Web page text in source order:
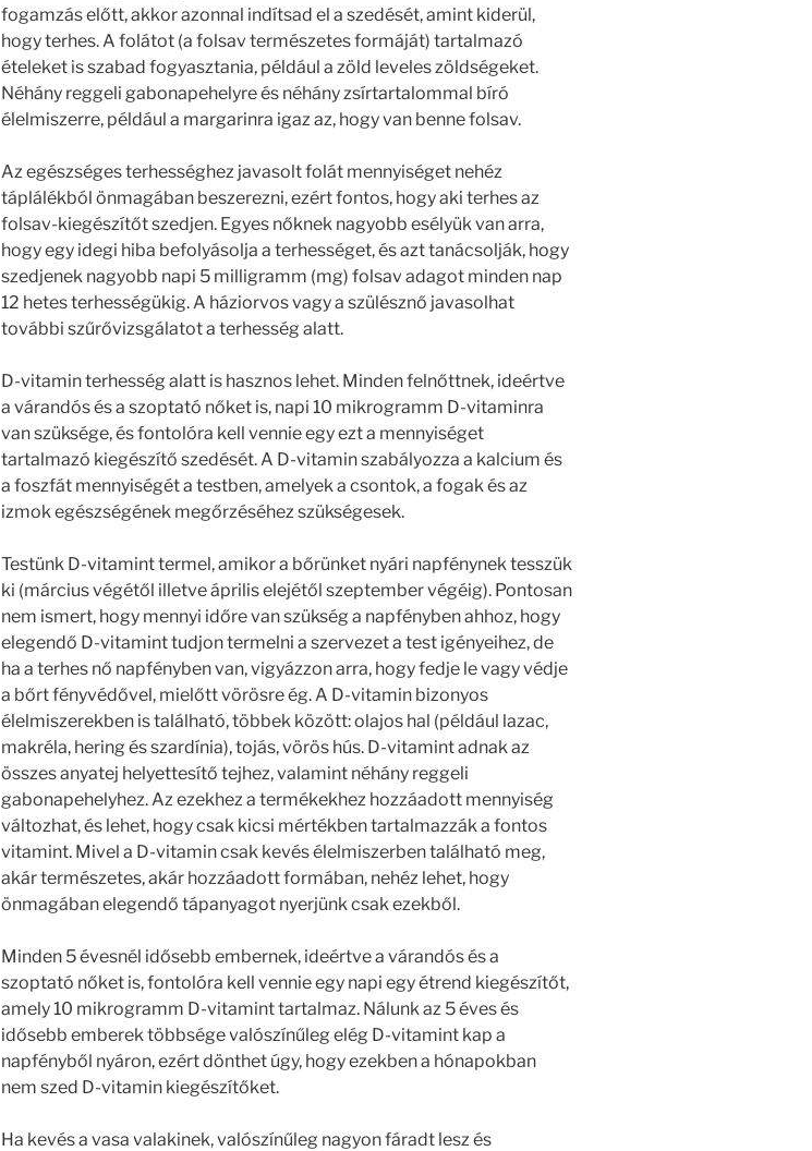
fogamzás előtt, akkor azonnal indítsad el a szedését, amint kiderül,
hogy terhes. A folátot (a folsav természetes formáját) tartalmazó
ételeket is szabad fogyasztania, például a zöld leveles zöldségeket.
Néhány reggeli gabonapehelyre és néhány zsírtartalommal bíró
élelmiszerre, például a margarinra igaz az, hogy van benne folsav.
Az egészséges terhességhez javasolt folát mennyiséget nehéz
táplálékból önmagában beszerezni, ezért fontos, hogy aki terhes az
folsav-kiegészítőt szedjen. Egyes nőknek nagyobb esélyük van arra,
hogy egy idegi hiba befolyásolja a terhességet, és azt tanácsolják, hogy
szedjenek nagyobb napi 5 milligramm (mg) folsav adagot minden nap
12 hetes terhességükig. A háziorvos vagy a szülésznő javasolhat
további szűrővizsgálatot a terhesség alatt.
D-vitamin terhesség alatt is hasznos lehet. Minden felnőttnek, ideértve
a várandós és a szoptató nőket is, napi 10 mikrogramm D-vitaminra
van szüksége, és fontolóra kell vennie egy ezt a mennyiséget
tartalmazó kiegészítő szedését. A D-vitamin szabályozza a kalcium és
a foszfát mennyiségét a testben, amelyek a csontok, a fogak és az
izmok egészségének megőrzéséhez szükségesek.
Testünk D-vitamint termel, amikor a bőrünket nyári napfénynek tesszük
ki (március végétől illetve április elejétől szeptember végéig). Pontosan
nem ismert, hogy mennyi időre van szükség a napfényben ahhoz, hogy
elegendő D-vitamint tudjon termelni a szervezet a test igényeihez, de
ha a terhes nő napfényben van, vigyázzon arra, hogy fedje le vagy védje
a bőrt fényvédővel, mielőtt vörösre ég. A D-vitamin bizonyos
élelmiszerekben is található, többek között: olajos hal (például lazac,
makréla, hering és szardínia), tojás, vörös hús. D-vitamint adnak az
összes anyatej helyettesítő tejhez, valamint néhány reggeli
gabonapehelyhez. Az ezekhez a termékekhez hozzáadott mennyiség
változhat, és lehet, hogy csak kicsi mértékben tartalmazzák a fontos
vitamint. Mivel a D-vitamin csak kevés élelmiszerben található meg,
akár természetes, akár hozzáadott formában, nehéz lehet, hogy
önmagában elegendő tápanyagot nyerjünk csak ezekből.
Minden 5 évesnél idősebb embernek, ideértve a várandós és a
szoptató nőket is, fontolóra kell vennie egy napi egy étrend kiegészítőt,
amely 10 mikrogramm D-vitamint tartalmaz. Nálunk az 5 éves és
idősebb emberek többsége valószínűleg elég D-vitamint kap a
napfényből nyáron, ezért dönthet úgy, hogy ezekben a hónapokban
nem szed D-vitamin kiegészítőket.
Ha kevés a vasa valakinek, valószínűleg nagyon fáradt lesz és